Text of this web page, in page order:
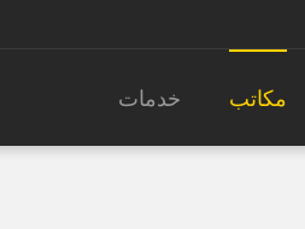
مكاتب خدمات